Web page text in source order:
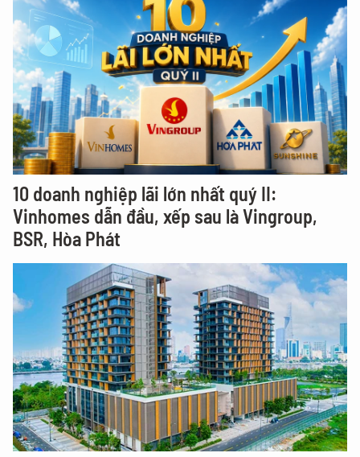
10 doanh nghiệp lãi lớn nhất quý II:
Vinhomes dẫn đầu, xếp sau là Vingroup,
BSR, Hòa Phát